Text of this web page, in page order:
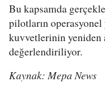
Bu kapsamda
pilotların
kuvvetlerinin
değerlendiriliyor.
Kaynak: Mepa News